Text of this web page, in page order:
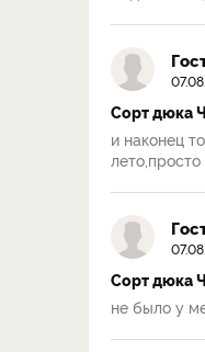
Сорт дюка
и наконец
лето,просто
Сорт дюка
не было у